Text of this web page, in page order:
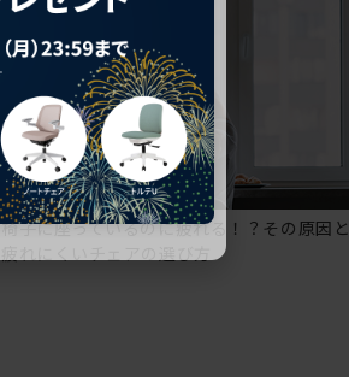
椅子に座っているのに疲れる！？その原因と